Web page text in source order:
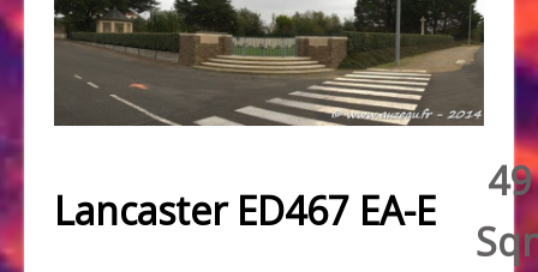
Lancaster ED467 EA-E
49